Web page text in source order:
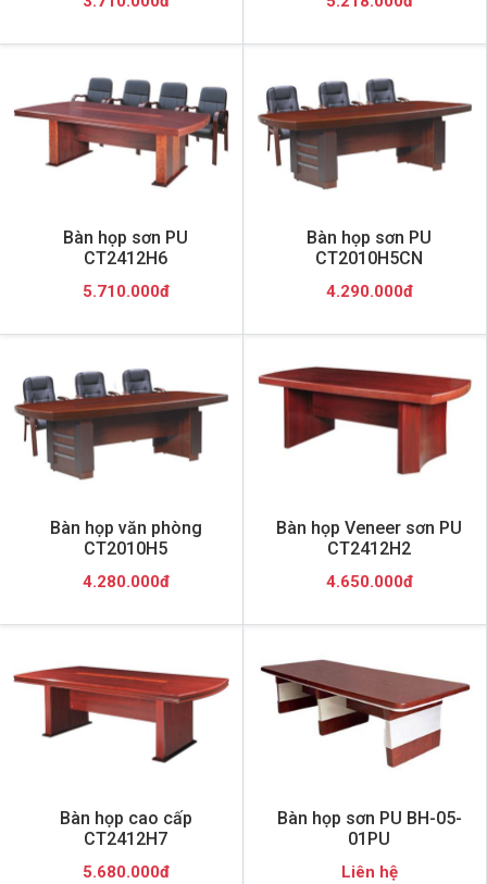
Bàn họp sơn PU
CT2412H6
5.710.000đ
Bàn họp sơn PU
CT2010H5CN
4.290.000đ
Bàn họp văn phòng
CT2010H5
4.280.000đ
Bàn họp Veneer sơn PU
CT2412H2
4.650.000đ
Bàn họp cao cấp
CT2412H7
5.680.000đ
Bàn họp sơn PU BH-05-
01PU
Liên hệ